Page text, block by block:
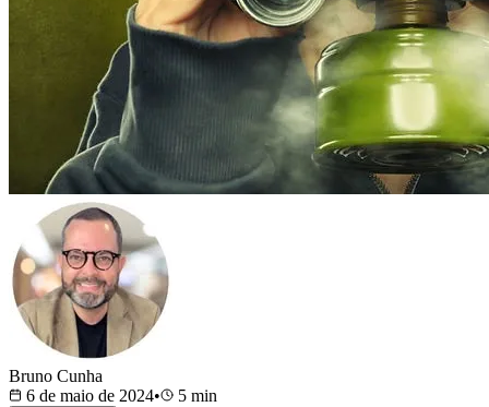
Bruno Cunha
6 de maio de 2024• 5 min